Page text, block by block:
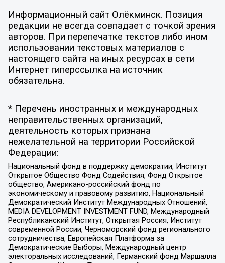
Информационный сайт Олёкминск. Позиция
редакции не всегда совпадает с точкой зрения
авторов. При перепечатке текстов либо ином
использовании текстовых материалов с
настоящего сайта на иных ресурсах в сети
Интернет гиперссылка на источник
обязательна.
* Перечень иностранных и международных
неправительственных организаций,
деятельность которых признана
нежелательной на территории Российской
Федерации:
Национальный фонд в поддержку демократии, Институт
Открытое Общество Фонд Содействия, Фонд Открытое
общество, Американо-российский фонд по
экономическому и правовому развитию, Национальный
Демократический Институт Международных Отношений,
MEDIA DEVELOPMENT INVESTMENT FUND, Международный
Республиканский Институт, Открытая Россия, Институт
современной России, Черноморский фонд регионального
сотрудничества, Европейская Платформа за
Демократические Выборы, Международный центр
электоральных исследований, Германский фонд Маршалла